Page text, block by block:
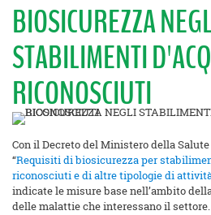
BIOSICUREZZA
STABILIMENTI
RICONOSCIUTI
Con il Decreto del Ministero della
“Requisiti di biosicurezza per
riconosciuti e di altre tipologie di
indicate le misure base nell’ambito
delle malattie che interessano il settore.